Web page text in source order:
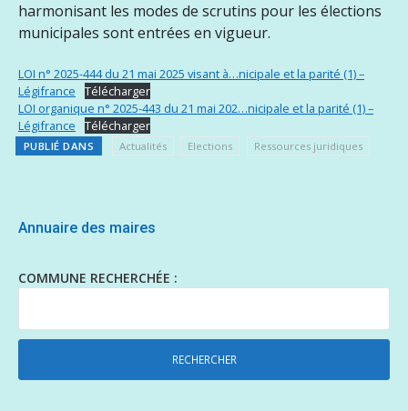
harmonisant les modes de scrutins pour les élections
municipales sont entrées en vigueur.
LOI n° 2025-444 du 21 mai 2025 visant à…nicipale et la parité (1) –
Légifrance
Télécharger
LOI organique n° 2025-443 du 21 mai 202…nicipale et la parité (1) –
Légifrance
Télécharger
PUBLIÉ DANS Actualités Elections Ressources juridiques
Annuaire des maires
COMMUNE RECHERCHÉE :